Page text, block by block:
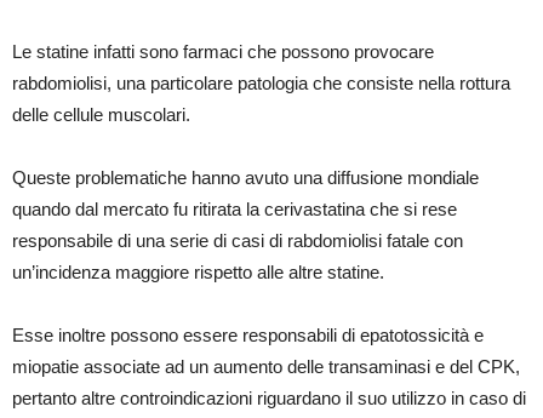
Le statine infatti sono farmaci che possono provocare
rabdomiolisi, una particolare patologia che consiste nella rottura
delle cellule muscolari.
Queste problematiche hanno avuto una diffusione mondiale
quando dal mercato fu ritirata la cerivastatina che si rese
responsabile di una serie di casi di rabdomiolisi fatale con
un’incidenza maggiore rispetto alle altre statine.
Esse inoltre possono essere responsabili di epatotossicità e
miopatie associate ad un aumento delle transaminasi e del CPK,
pertanto altre controindicazioni riguardano il suo utilizzo in caso di